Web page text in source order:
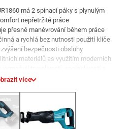
má 2 spínací páky s plynulým
nepřetržité práce
přesné manévrování během práce
a rychlá bez nutnosti použití klíče
bezpečnosti obsluhy
materiálů as využitím moderních
více